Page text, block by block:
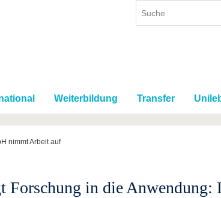
Weiterbildung Transfer
nimmt Arbeit auf
Forschung in die